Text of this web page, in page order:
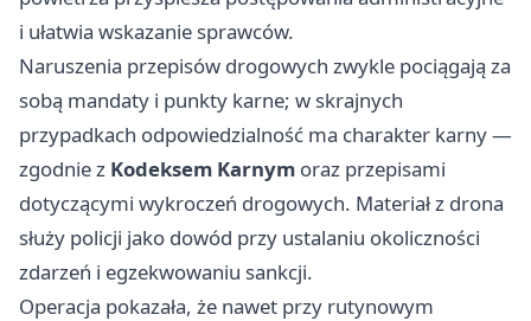
i ułatwia wskazanie sprawców.
Naruszenia przepisów drogowych zwykle pociągają za
sobą mandaty i punkty karne; w skrajnych
przypadkach odpowiedzialność ma charakter karny —
zgodnie z Kodeksem Karnym oraz przepisami
dotyczącymi wykroczeń drogowych. Materiał z drona
służy policji jako dowód przy ustalaniu okoliczności
zdarzeń i egzekwowaniu sankcji.
Operacja pokazała, że nawet przy rutynowym